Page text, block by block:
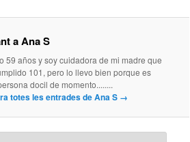
a Ana S
59 años y soy cuidadora de mi madre que
101, pero lo llevo bien porque es
docil de momento........
totes les entrades de Ana S →